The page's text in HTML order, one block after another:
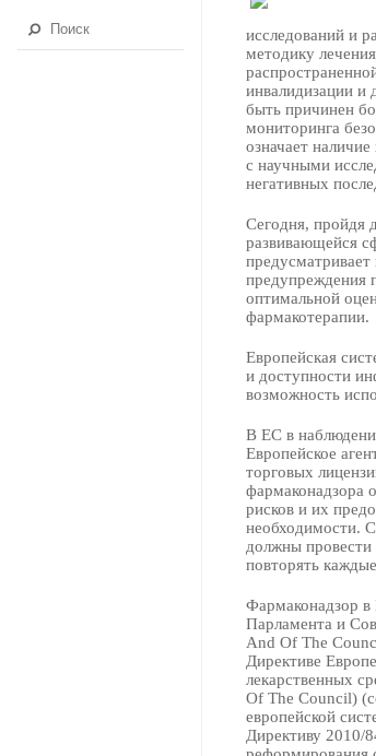
исследований и
методику
инвалидизации и
быть причинен
мониторинга
означает
с научными
негативных
Сегодня, пройдя
развивающейся
предусматривает
предупреждения
оптимальной
фармакотерапии.
Европейская
и доступности
возможность
В ЕС в
Европейское
торговых
фармаконадзора
рисков и их
необходимости.
должны провести
повторять
Фармаконадзор в
Парламента и
And Of The
Директиве
лекарственных
Of The Council)
европейской
Директиву 2010/